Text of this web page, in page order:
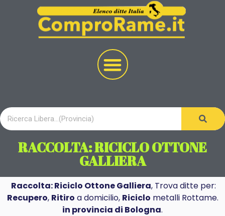
RACCOLTA: RICICLO OTTONE
GALLIERA
Raccolta: Riciclo Ottone Galliera, Trova ditte per:
Recupero, Ritiro a domicilio, Riciclo metalli Rottame.
in provincia di Bologna.